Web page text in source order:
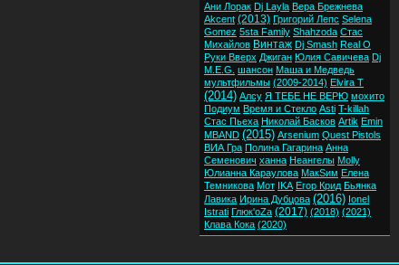
Ани Лорак Dj Layla Вера Брежнева
Akcent (2013) Григорий Лепс Selena
Gomez 5sta Family Shahzoda Стас
Михайлов Винтаж Dj Smash Real O
Руки Вверх Джиган Юлия Савичева Dj
M.E.G. шансон Маша и Медведь
мультфильмы (2009-2014) Elvira T
(2014) Алсу Я ТЕБЕ НЕ ВЕРЮ мохито
Подиум Время и Стекло Asti T-killah
Стас Пьеха Николай Басков Artik Emin
MBAND (2015) Arsenium Quest Pistols
ВИА Гра Полина Гагарина Анна
Семенович ханна Неангелы Molly
Юлианна Караулова МакSим Елена
Темникова Мот IKA Егор Крид Бьянка
Лавика Ирина Дубцова (2016) Ionel
Istrati Глюк'oZa (2017) (2018) (2021)
Клава Кока (2020)